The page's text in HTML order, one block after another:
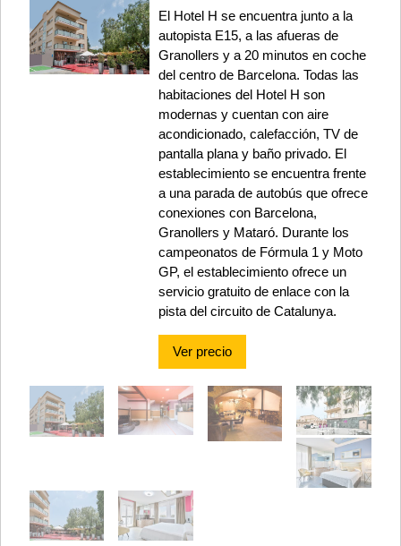
El Hotel H se encuentra junto a la
autopista E15, a las afueras de
Granollers y a 20 minutos en coche
del centro de Barcelona. Todas las
habitaciones del Hotel H son
modernas y cuentan con aire
acondicionado, calefacción, TV de
pantalla plana y baño privado. El
establecimiento se encuentra frente
a una parada de autobús que ofrece
conexiones con Barcelona,
Granollers y Mataró. Durante los
campeonatos de Fórmula 1 y Moto
GP, el establecimiento ofrece un
servicio gratuito de enlace con la
pista del circuito de Catalunya.
Ver precio